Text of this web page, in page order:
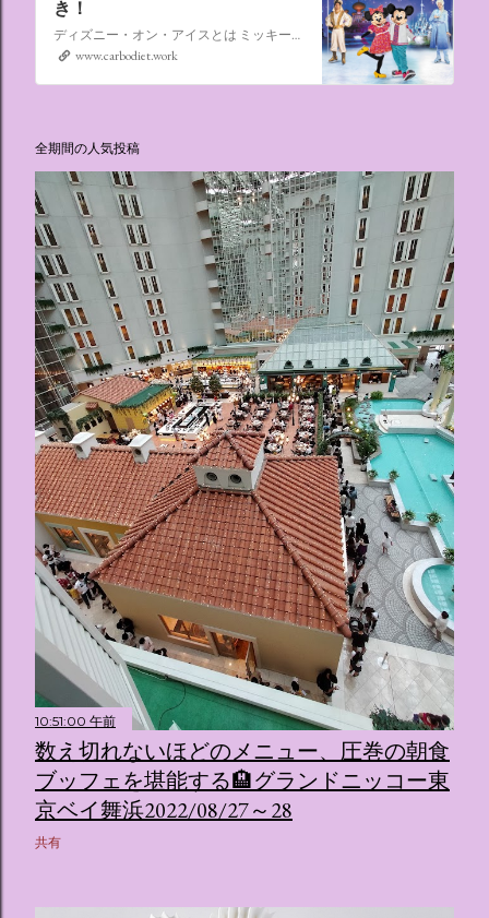
き！
ディズニー・オン・アイスとは ミッキーマウスやミニーマウスをはじめ、たくさんのディズニーキャラクターが登場し、世代を超えて愛され続けている、氷の上のミュージカルショーです。
www.carbodiet.work
全期間の人気投稿
10:51:00 午前
数え切れないほどのメニュー、圧巻の朝食
ブッフェを堪能する🏨グランドニッコー東
京ベイ舞浜2022/08/27～28
共有